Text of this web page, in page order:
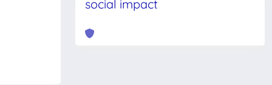
social impact